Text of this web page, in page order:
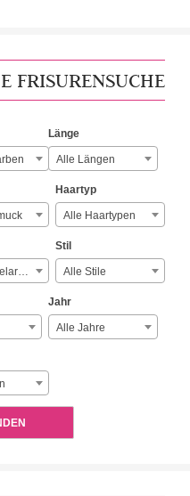
FRISURENSUCHE
Länge
Alle Längen
Haartyp
Alle Haartypen
Alle Scheitelarten
Stil
Alle Stile
Jahr
Alle Jahre